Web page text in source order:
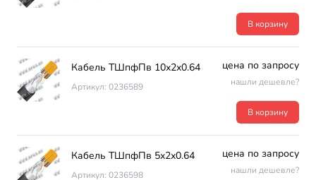
В корзину
Кабель ТШпфПв 10х2х0.64
Артикул: 0236589
цена по запросу
нашли дешевле?
В корзину
Кабель ТШпфПв 5х2х0.64
Артикул: 0236598
цена по запросу
нашли дешевле?